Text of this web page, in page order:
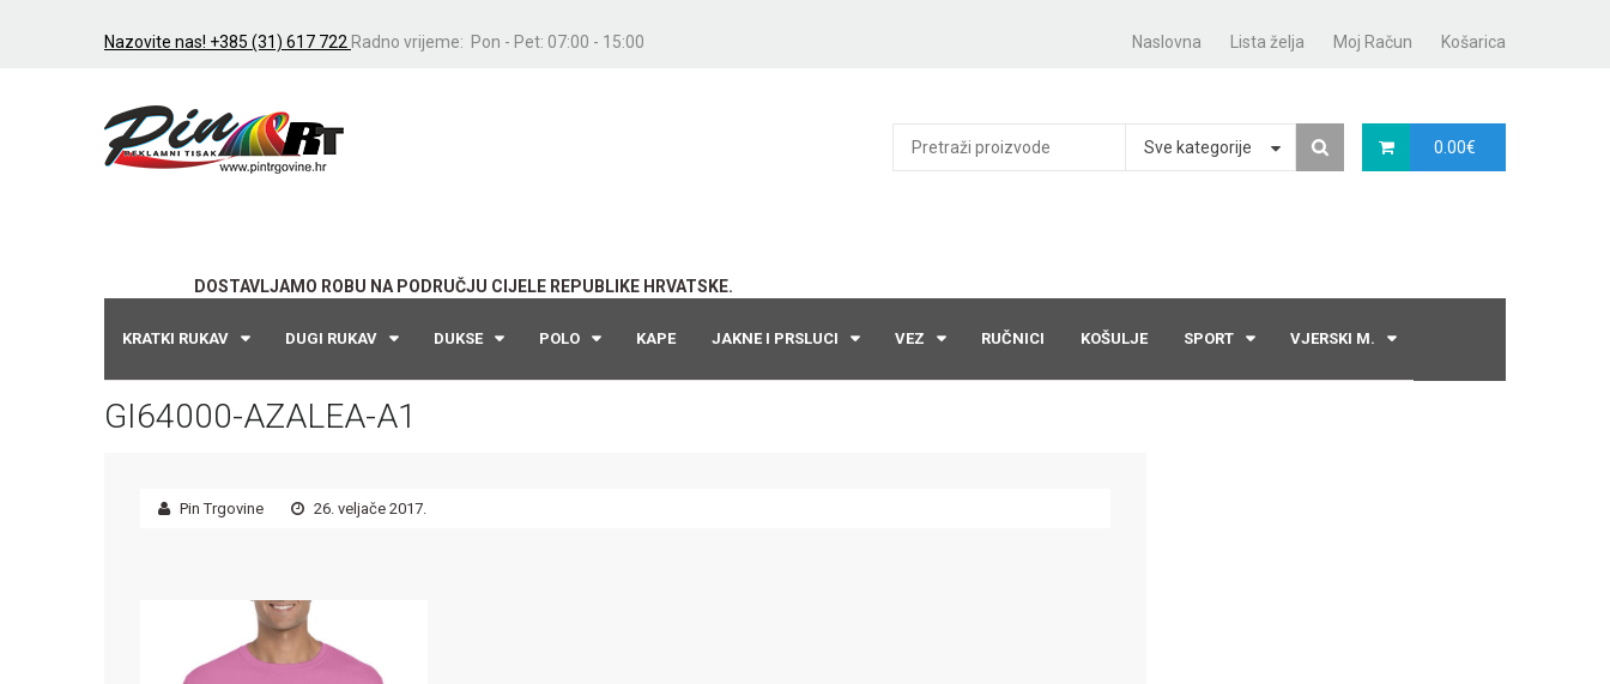
Nazovite nas! +385 (31) 617 722 Radno vrijeme: Pon - Pet: 07:00 - 15:00 Naslovna Lista želja Moj Račun Košarica
DOSTAVLJAMO ROBU NA PODRUČJU CIJELE REPUBLIKE HRVATSKE.
0.00€
Sve kategorije
KRATKI RUKAV DUGI RUKAV DUKSE POLO KAPE JAKNE I PRSLUCI VEZ RUČNICI KOŠULJE SPORT VJERSKI M.
GI64000-AZALEA-A1
Pin Trgovine 26. veljače 2017.